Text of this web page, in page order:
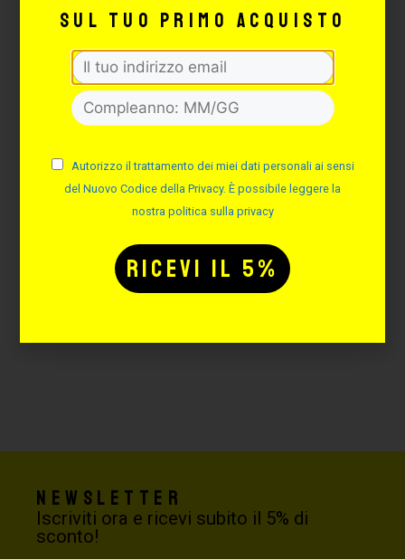
ELASTICI PER THOR
ROTARY TATTOO MACHINE
– 200PZ
Cod. EL202
3,60€
AGGIUNGI
Newsletter
Iscriviti ora e ricevi subito il 5% di
sconto!
sul tuo primo acquisto
Autorizzo il trattamento dei miei dati personali ai sensi
del Nuovo Codice della Privacy. È possibile leggere la
nostra politica sulla privacy